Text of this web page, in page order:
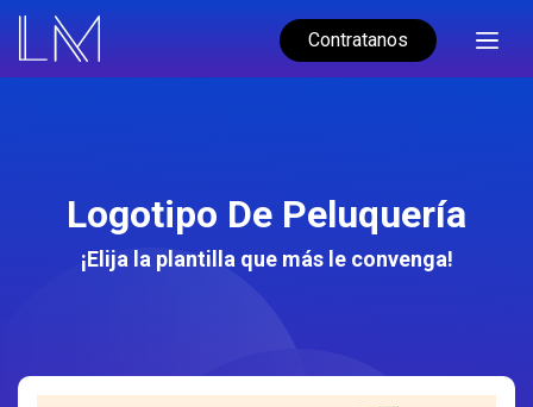
Contratanos
Logotipo De Peluquería
¡Elija la plantilla que más le convenga!